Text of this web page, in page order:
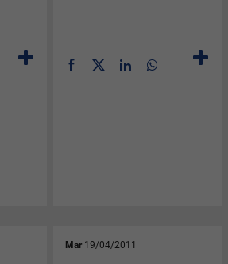
Mar 19/04/2011